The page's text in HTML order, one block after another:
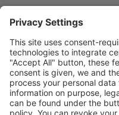
Legal disclosure
Accessibility Statement
Data privacy statement
Newsletter abonieren